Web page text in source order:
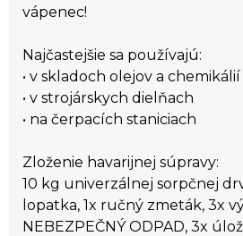
vápenec!
Najčastejšie sa používajú:
• v skladoch olejov a chemikálií
• v strojárskych dielňach
• na čerpacích staniciach
Zloženie havarijnej súpravy:
10 kg univerzálnej sorpčnej
lopatka, 1x ručný zmeták, 3x
NEBEZPEČNÝ ODPAD, 3x